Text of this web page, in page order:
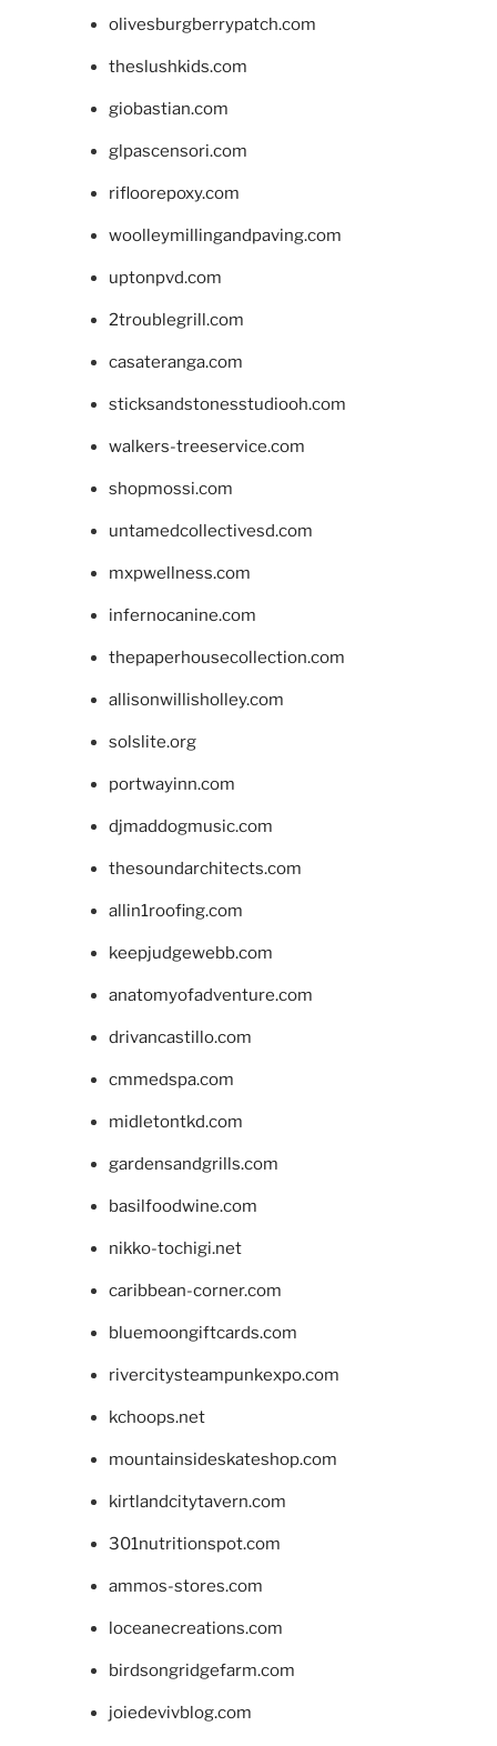
olivesburgberrypatch.com
theslushkids.com
giobastian.com
glpascensori.com
rifloorepoxy.com
woolleymillingandpaving.com
uptonpvd.com
2troublegrill.com
casateranga.com
sticksandstonesstudiooh.com
walkers-treeservice.com
shopmossi.com
untamedcollectivesd.com
mxpwellness.com
infernocanine.com
thepaperhousecollection.com
allisonwillisholley.com
solslite.org
portwayinn.com
djmaddogmusic.com
thesoundarchitects.com
allin1roofing.com
keepjudgewebb.com
anatomyofadventure.com
drivancastillo.com
cmmedspa.com
midletontkd.com
gardensandgrills.com
basilfoodwine.com
nikko-tochigi.net
caribbean-corner.com
bluemoongiftcards.com
rivercitysteampunkexpo.com
kchoops.net
mountainsideskateshop.com
kirtlandcitytavern.com
301nutritionspot.com
ammos-stores.com
loceanecreations.com
birdsongridgefarm.com
joiedevivblog.com